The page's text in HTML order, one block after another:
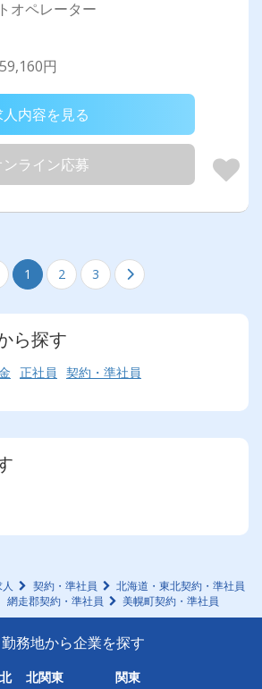
オペレーター
円
内容を見る
ンライン応募
1 2 3
ら探す
正社員 契約・準社員
契約・準社員
北海道・東北契約・準社員
網走郡契約・準社員 美幌町契約・準社員
勤務地から企業を探す
北関東 関東